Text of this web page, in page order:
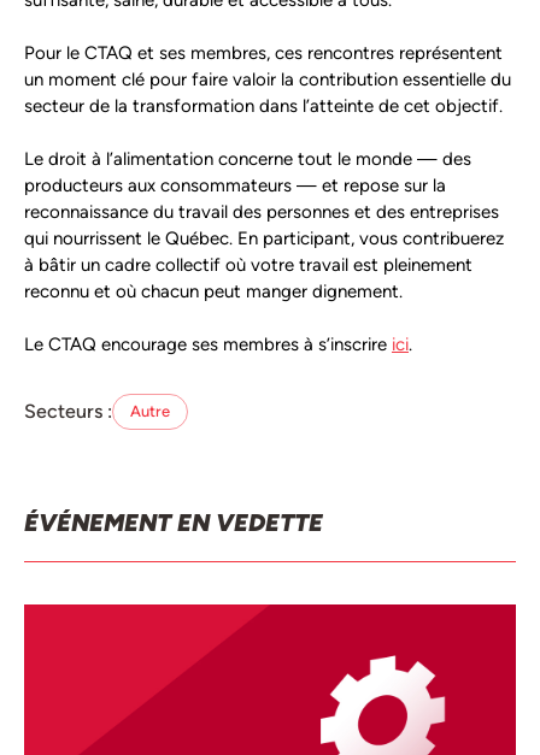
Pour le CTAQ et ses membres, ces rencontres représentent
un moment clé pour faire valoir la contribution essentielle du
secteur de la transformation dans l’atteinte de cet objectif.
Le droit à l’alimentation concerne tout le monde — des
producteurs aux consommateurs — et repose sur la
reconnaissance du travail des personnes et des entreprises
qui nourrissent le Québec. En participant, vous contribuerez
à bâtir un cadre collectif où votre travail est pleinement
reconnu et où chacun peut manger dignement.
Le CTAQ encourage ses membres à s’inscrire ici.
Secteurs : Autre
ÉVÉNEMENT EN VEDETTE